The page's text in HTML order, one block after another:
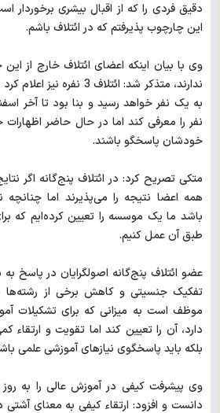
دقیق فردی را که از اقبال بیشری برخوردار
این چارچوب پذیرفتم که در ائتلاف باشم.
وی با بیان اینکه اعضای ائتلاف خارج از
ندارند، متذکر شد: ائتلاف 3
به یک نفر خواهد رسید و بنا بود تا آخر
نفر را معرفی کند اما در حال حاضر اظهارات
خودشان پاسخگو باشند.
متکی تصریح کرد: در ائتلاف پنج‌گانه اگر
همه اعضا نتیجه را می‌پذیرند اما
باشد ما یک موسسه را تعیین کرده‌ایم که
طبق آن عمل کنیم.
عضو ائتلاف پنج‌گانه اصولگرایان در پاسخ
تفکیک جنسیتی و کاهش برخی از رشته‌ها
موظف است به میزانی که برای تشکیلات
دارد، آن را تعیین کند اما تقویت و
بلکه باید پاسخگوی نیازهای آموزشی علمی
وی پیشرفت کیفی در آموزش عالی را به
دانست و افزود: ارتقاء کیفی به معنای آشتی